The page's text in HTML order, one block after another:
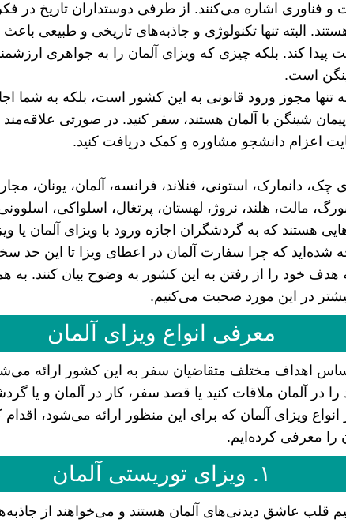
و فناوری اشاره می‌کنند. از طرفی دوستداران تاریخ در
البته تنها تکنولوژی و جاذبه‌های تاریخی و طبیعی
پیدا کند. بلکه چیزی که ویزای آلمان را به جواهری
است.
شینگن با آلمان هستند، سفر کنید. در صورتی علاقه‌مند
اعزام دانشجو مشاوره و کمک دریافت کنید.
دانمارک، استونی، فنلاند، فرانسه، آلمان، یونان،
مالت، هلند، نروژ، لهستان، پرتغال، اسلواکی،
هستند که به گردشگران اجازه ورود با ویزای آلمان یا
شده‌اید که چرا سفارت آلمان در اعطای ویزا تا این حد
خود را از رفتن به این کشور به وضوح بیان کنند. به
در این مورد صحبت می‌کنیم.
معرفی انواع ویزای آلمان
اساس اهداف مختلف متقاضیان سفر به این کشور ارائه
را در آلمان ملاقات کنید یا قصد سفر، کار در آلمان و یا
انواع ویزای آلمان که برای این منظور ارائه می‌شود، اقدام
را معرفی کرده‌ایم.
۱. ویزای توریستی آلمان
قلب عاشق دیدنی‌های آلمان هستند و می‌خواهند از